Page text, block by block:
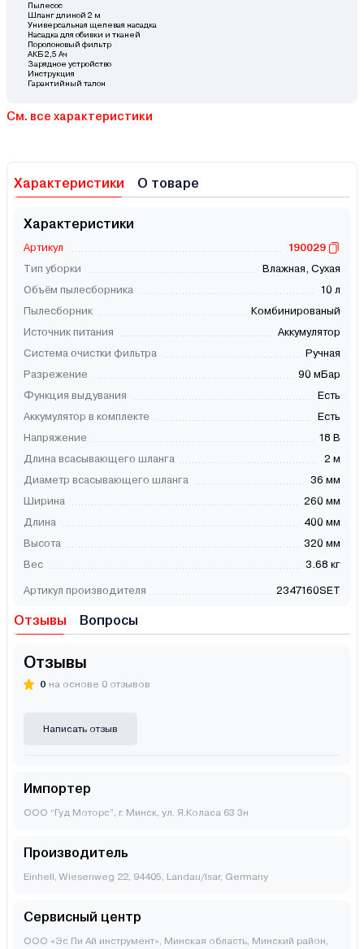
Пылесос
Шланг длиной 2 м
Универсальная щелевая насадка
Насадка для обивки и тканей
Поролоновый фильтр
АКБ 2,5 Ач
Зарядное устройство
Инструкция
Гарантийный талон
См. все характеристики
Характеристики О товаре
Характеристики
Артикул
190029
Тип уборки
Влажная, Сухая
Объём пылесборника
10 л
Пылесборник
Комбинированый
Источник питания
Аккумулятор
Система очистки фильтра
Ручная
Разрежение
90 мБар
Функция выдувания
Есть
Аккумулятор в комплекте
Есть
Напряжение
18 В
Длина всасывающего шланга
2 м
Диаметр всасывающего шланга
36 мм
Ширина
260 мм
Длина
400 мм
Высота
320 мм
Вес
3.68 кг
Артикул производителя 2347160SET
Отзывы Вопросы
Отзывы
0 на основе 0 отзывов
Написать отзыв
Импортер
ООО “Гуд Моторс”, г. Минск, ул. Я.Коласа 63 3н
Производитель
Einhell, Wiesenweg 22, 94405, Landau/Isar, Germany
Сервисный центр
ООО «Эс Пи Ай инструмент», Минская область, Минский район,